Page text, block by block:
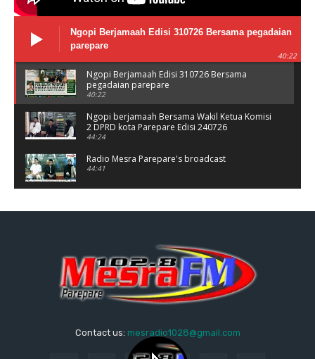
Ngopi Berjamaah Edisi 310726 Bersama pegadaian
parepare
40:22
Ngopi Berjamaah Edisi 310726 Bersama
pegadaian parepare
40:22
Ngopi berjamaah Bersama Wakil Ketua Komisi
2 DPRD kota Parepare Edisi 240726
44:24
Radio Mesra Parepare's broadcast
44:41
44:25
Ngopi berjamaah bersama polres Parepare
Jumat 03/06/26
37:56
Ngopi Berjamaah Jumat 26/06/26 Bersama
Damkar parepare
Dialog Kesehatan bersama Fatima Tema
Stunting
Contact us: mesradio1028@gmail.com